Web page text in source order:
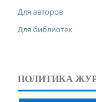
Для авторов
Для библиотек
ПОЛИТИКА